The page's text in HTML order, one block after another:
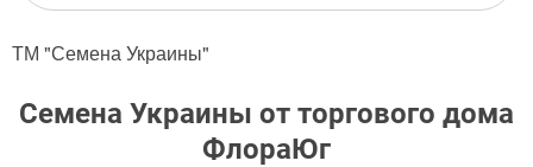
ТМ "Семена Украины"
Семена Украины от торгового дома
ФлораЮг